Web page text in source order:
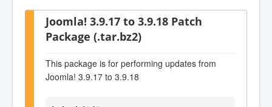
Joomla! 3.9.17 to 3.9.18 Patch
Package (.tar.bz2)
This package is for performing updates from
Joomla! 3.9.17 to 3.9.18